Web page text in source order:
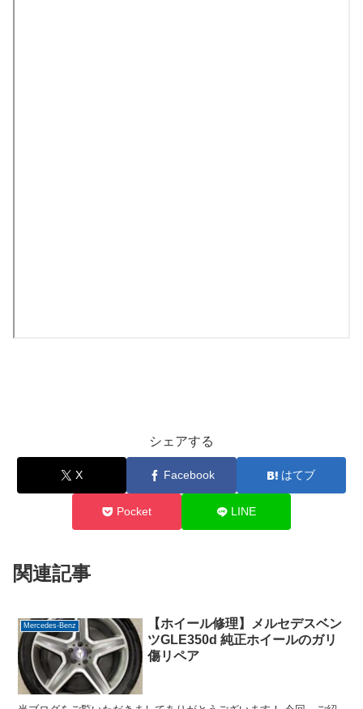
シェアする
X Facebook はてブ
Pocket LINE
関連記事
Mercedes-Benz
【ホイール修理】メルセデスベン
ツGLE350d 純正ホイールのガリ
傷リペア